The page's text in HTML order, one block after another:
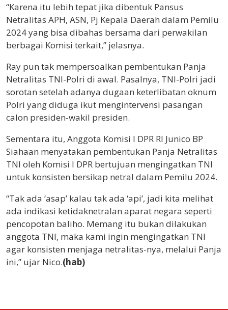
“Karena itu lebih tepat jika dibentuk Pansus
Netralitas APH, ASN, Pj Kepala Daerah dalam Pemilu
2024 yang bisa dibahas bersama dari perwakilan
berbagai Komisi terkait,” jelasnya.
Ray pun tak mempersoalkan pembentukan Panja
Netralitas TNI-Polri di awal. Pasalnya, TNI-Polri jadi
sorotan setelah adanya dugaan keterlibatan oknum
Polri yang diduga ikut mengintervensi pasangan
calon presiden-wakil presiden.
Sementara itu, Anggota Komisi I DPR RI Junico BP
Siahaan menyatakan pembentukan Panja Netralitas
TNI oleh Komisi I DPR bertujuan mengingatkan TNI
untuk konsisten bersikap netral dalam Pemilu 2024.
“Tak ada ‘asap’ kalau tak ada ‘api’, jadi kita melihat
ada indikasi ketidaknetralan aparat negara seperti
pencopotan baliho. Memang itu bukan dilakukan
anggota TNI, maka kami ingin mengingatkan TNI
agar konsisten menjaga netralitas-nya, melalui Panja
ini,” ujar Nico.(hab)